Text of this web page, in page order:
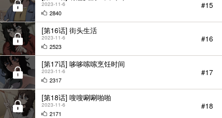
2023-11-6
2840
#15
[第16话] 街头生活
2023-11-6
2523
#16
[第17话] 哆哆嗦嗦烹饪时间
2023-11-6
2317
#17
[第18话] 嗖嗖唰唰啪啪
2023-11-6
2171
#18